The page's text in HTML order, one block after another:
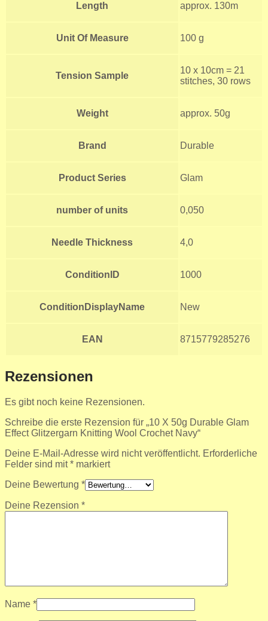
Length approx. 130m
Unit Of Measure 100 g
Tension Sample
10 x 10cm = 21
stitches, 30 rows
Weight approx. 50g
Brand Durable
Product Series Glam
number of units 0,050
Needle Thickness 4,0
ConditionID 1000
ConditionDisplayName New
EAN 8715779285276
Rezensionen
Es gibt noch keine Rezensionen.
Schreibe die erste Rezension für „10 X 50g Durable Glam
Effect Glitzergarn Knitting Wool Crochet Navy“
Deine E-Mail-Adresse wird nicht veröffentlicht. Erforderliche
Felder sind mit* markiert
Deine Bewertung *
Deine Rezension *
Name *